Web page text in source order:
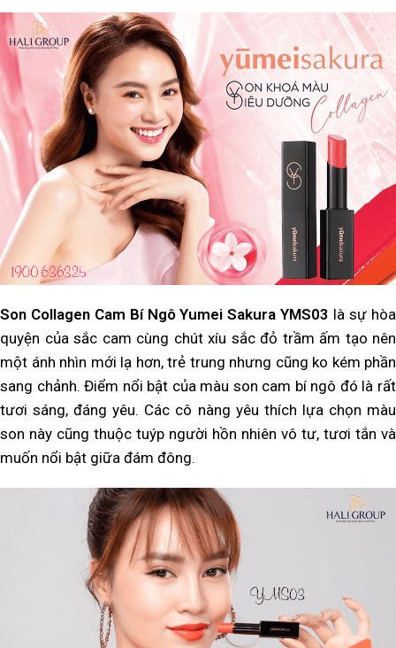
Son Collagen Cam Bí Ngô Yumei Sakura YMS03 là sự hòa
quyện của sắc cam cùng chút xíu sắc đỏ trầm ấm tạo nên
một ánh nhìn mới lạ hơn, trẻ trung nhưng cũng ko kém phần
sang chảnh. Điểm nổi bật của màu son cam bí ngô đó là rất
tươi sáng, đáng yêu. Các cô nàng yêu thích lựa chọn màu
son này cũng thuộc tuýp người hồn nhiên vô tư, tươi tắn và
muốn nổi bật giữa đám đông.